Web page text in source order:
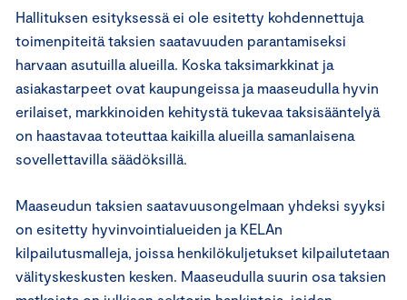
Hallituksen esityksessä ei ole esitetty kohdennettuja
toimenpiteitä taksien saatavuuden parantamiseksi
harvaan asutuilla alueilla. Koska taksimarkkinat ja
asiakastarpeet ovat kaupungeissa ja maaseudulla hyvin
erilaiset, markkinoiden kehitystä tukevaa taksisääntelyä
on haastavaa toteuttaa kaikilla alueilla samanlaisena
sovellettavilla säädöksillä.
Maaseudun taksien saatavuusongelmaan yhdeksi syyksi
on esitetty hyvinvointialueiden ja KELAn
kilpailutusmalleja, joissa henkilökuljetukset kilpailutetaan
välityskeskusten kesken. Maaseudulla suurin osa taksien